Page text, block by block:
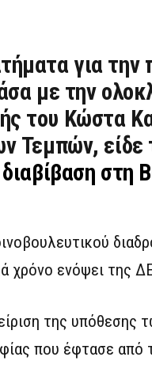
για την
με την
του Κώστα
Τεμπών, είδε
στη
χρόνο ενόψει της
της
που έφτασε από